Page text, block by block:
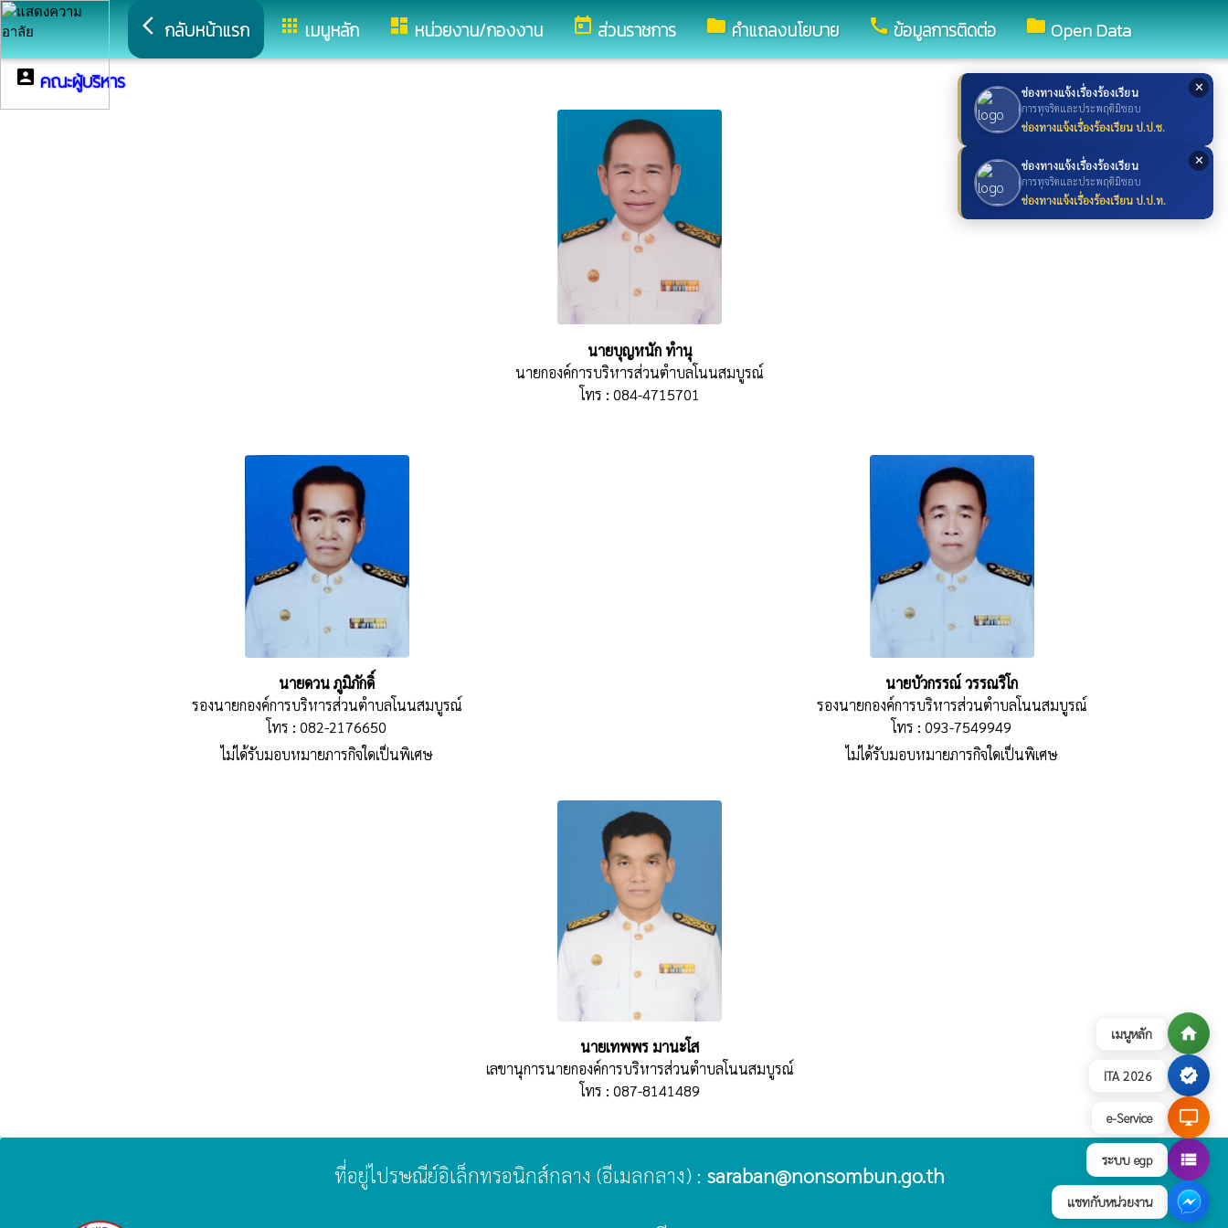
เมนูหลัก home
ITA 2026 verified
e-Service desktop_windows
ระบบ egp view_list
แชทกับหน่วยงาน
✕
ช่องทางแจ้งเรื่องร้องเรียน
การทุจริตและประพฤติมิชอบ
ช่องทางแจ้งเรื่องร้องเรียน ป.ป.ช.
✕
ช่องทางแจ้งเรื่องร้องเรียน
การทุจริตและประพฤติมิชอบ
ช่องทางแจ้งเรื่องร้องเรียน ป.ป.ท.
arrow_back_ios กลับหน้าแรก appsเมนูหลัก dashboardหน่วยงาน/กองงาน todayส่วนราชการ folder คำแถลงนโยบาย callข้อมูลการติดต่อ folder Open Data
account_box คณะผู้บริหาร
นายบุญหนัก ทำนุ
นายกองค์การบริหารส่วนตำบลโนนสมบูรณ์
โทร : 084-4715701
นายดวน ภูมิภักดิ์
รองนายกองค์การบริหารส่วนตำบลโนนสมบูรณ์
โทร : 082-2176650
ไม่ได้รับมอบหมายภารกิจใดเป็นพิเศษ
นายบัวกรรณ์ วรรณริโก
รองนายกองค์การบริหารส่วนตำบลโนนสมบูรณ์
โทร : 093-7549949
ไม่ได้รับมอบหมายภารกิจใดเป็นพิเศษ
นายเทพพร มานะโส
เลขานุการนายกองค์การบริหารส่วนตำบลโนนสมบูรณ์
โทร : 087-8141489
ที่อยู่ไปรษณีย์อิเล็กทรอนิกส์กลาง (อีเมลกลาง) : saraban@nonsombun.go.th